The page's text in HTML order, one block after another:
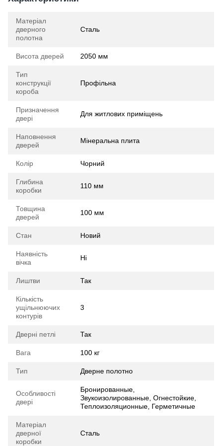
Матеріал
дверного
полотна
Сталь
Висота дверей 2050 мм
Тип
конструкції
короба
Профільна
Призначення
двері
Для житлових приміщень
Наповнення
дверей
Мінеральна плита
Колір Чорний
Глибина
коробки
110 мм
Товщина
дверей
100 мм
Стан Новий
Наявність
вічка
Ні
Лиштви Так
Кількість
ущільнюючих
контурів
3
Дверні петлі Так
Вага 100 кг
Тип Дверне полотно
Особливості
двері
Бронированные,
Звукоизолированные, Огнестойкие,
Теплоизоляционные, Герметичные
Матеріал
дверної
коробки
Сталь